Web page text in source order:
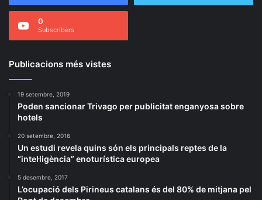
0
Subscribers
Publicacions més vistes
19 setembre, 2019
Poden sancionar Trivago per publicitat enganyosa sobre
hotels
20 setembre, 2016
Un estudi revela quins són els principals reptes de la
“intel·ligència” enoturística europea
5 desembre, 2017
L’ocupació dels Pirineus catalans és del 80% de mitjana pel